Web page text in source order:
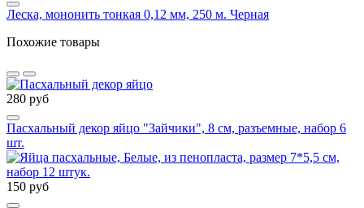
Леска, мононить тонкая 0,12 мм, 250 м. Черная
Похожие товары
280 руб
Пасхальный декор яйцо "Зайчики", 8 см, разъемные, набор 6
шт.
150 руб